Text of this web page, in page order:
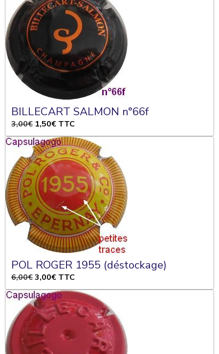
BILLECART SALMON n°66f
3,00€ 1,50€ TTC
POL ROGER 1955 (déstockage)
6,00€3,00€ TTC